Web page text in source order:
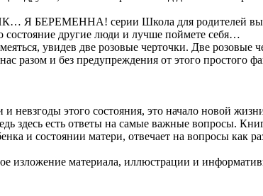
БЕРЕМЕННА! серии Школа для родителей вы
состояние другие люди и лучше поймете себя…
увидев две розовые черточки. Две
разом и без предупреждения от этого простого
и невзгоды этого состояния, это начало
есть ответы на самые важные вопросы.
и состоянии матери, отвечает на вопросы как
изложение материала, иллюстрации и